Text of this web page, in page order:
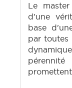
Le
d'une
base
par toutes